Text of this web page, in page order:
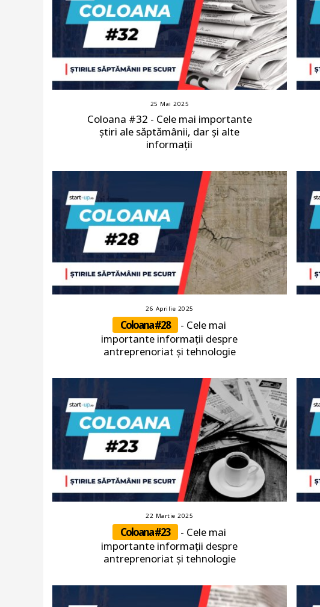
25 Mai 2025
Coloana #32 - Cele mai importante
știri ale săptămânii, dar și alte
informații
26 Aprilie 2025
Coloana #28
- Cele mai
importante informații despre
antreprenoriat și tehnologie
22 Martie 2025
Coloana #23
- Cele mai
importante informații despre
antreprenoriat și tehnologie